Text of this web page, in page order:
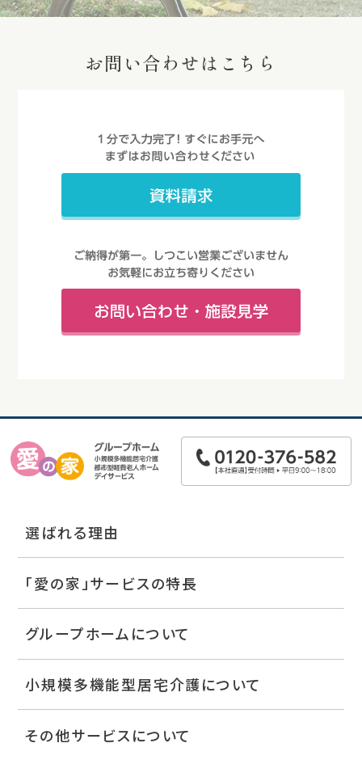
お問い合わせはこちら
選ばれる理由
「愛の家」サービスの特長
グループホームについて
小規模多機能型居宅介護について
その他サービスについて